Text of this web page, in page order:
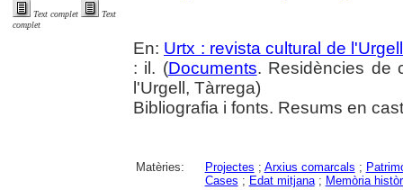
Text complet
Text
complet
En: Urtx : revista cultural de l'Urgell
: il. (Documents. Residències de
l'Urgell, Tàrrega)
Bibliografia i fonts. Resums en
Matèries: Projectes ; Arxius comarcals ;
Cases ; Edat mitjana; Memòria